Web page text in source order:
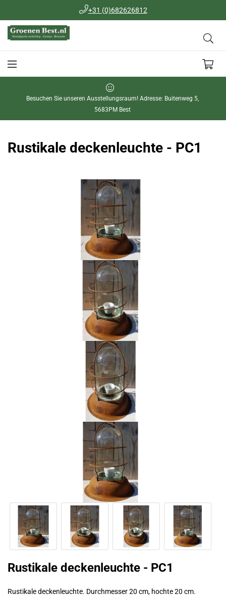
+31 (0)682626812
Besuchen Sie unseren Ausstellungsraum! Adresse: Buitenweg 5,
5683PM Best
Rustikale deckenleuchte - PC1
Rustikale deckenleuchte - PC1
Rustikale deckenleuchte. Durchmesser 20 cm, hochte 20 cm.